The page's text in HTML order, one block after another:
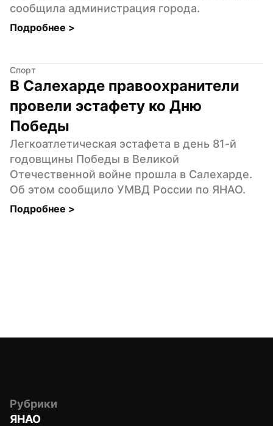
сообщила администрация города.
Подробнее >
Спорт
В Салехарде правоохранители
провели эстафету ко Дню
Победы
Легкоатлетическая эстафета в день 81-й
годовщины Победы в Великой
Отечественной войне прошла в Салехарде.
Об этом сообщило УМВД России по ЯНАО.
Подробнее >
Рубрики
ЯНАО